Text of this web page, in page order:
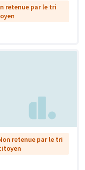
retenue par le tri
retenue par le tri